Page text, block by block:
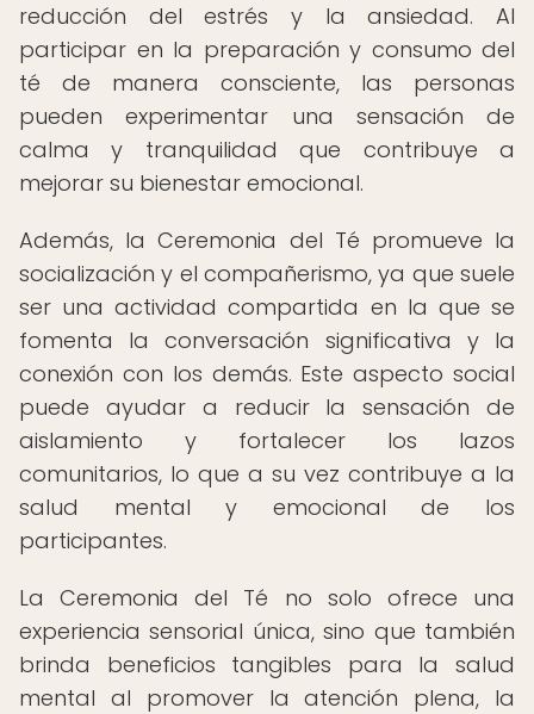
reducción del estrés y la ansiedad. Al
participar en la preparación y consumo del
té de manera consciente, las personas
pueden experimentar una sensación de
calma y tranquilidad que contribuye a
mejorar su bienestar emocional.
Además, la Ceremonia del Té promueve la
socialización y el compañerismo, ya que suele
ser una actividad compartida en la que se
fomenta la conversación significativa y la
conexión con los demás. Este aspecto social
puede ayudar a reducir la sensación de
aislamiento y fortalecer los lazos
comunitarios, lo que a su vez contribuye a la
salud mental y emocional de los
participantes.
La Ceremonia del Té no solo ofrece una
experiencia sensorial única, sino que también
brinda beneficios tangibles para la salud
mental al promover la atención plena, la